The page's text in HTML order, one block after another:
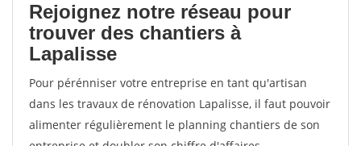
Rejoignez notre réseau pour
trouver des chantiers à
Lapalisse
Pour pérénniser votre entreprise en tant qu'artisan
dans les travaux de rénovation Lapalisse, il faut pouvoir
alimenter régulièrement le planning chantiers de son